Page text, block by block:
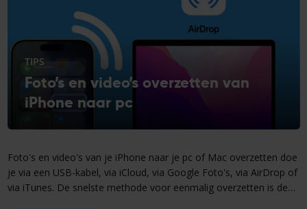
TIPS
Foto’s en video’s overzetten van
iPhone naar pc
Foto's en video's van je iPhone naar je pc of Mac overzetten doe
je via een USB-kabel, via iCloud, via Google Foto's, via AirDrop of
via iTunes. De snelste methode voor eenmalig overzetten is de